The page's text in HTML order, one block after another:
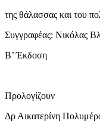
της θάλασσας και του
Συγγραφέας: Νικόλας
Β’ Έκδοση
Προλογίζουν
Δρ Αικατερίνη